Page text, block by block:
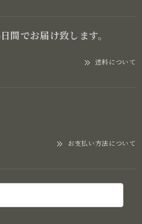
間でお届け致します。
送料について
お支払い方法について